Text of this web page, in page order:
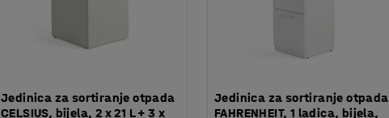
Jedinica za sortiranje otpada
CELSIUS, bijela, 2 x 21 L + 3 x
Jedinica za sortiranje otpada
FAHRENHEIT, 1 ladica, bijela,